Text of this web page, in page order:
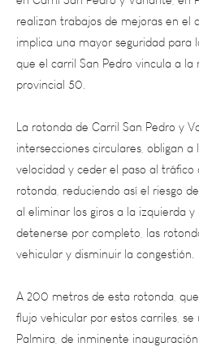
implica una mayor seguridad
que el carril San Pedro vincula
provincial 50.
La rotonda de Carril San Pedro y
intersecciones circulares, obligan a
velocidad y ceder el paso al
rotonda, reduciendo así el riesgo
al eliminar los giros a la
detenerse por completo, las
vehicular y disminuir la congestión.
A 200 metros de esta rotonda, que
flujo vehicular por estos carriles,
Palmira, de inminente